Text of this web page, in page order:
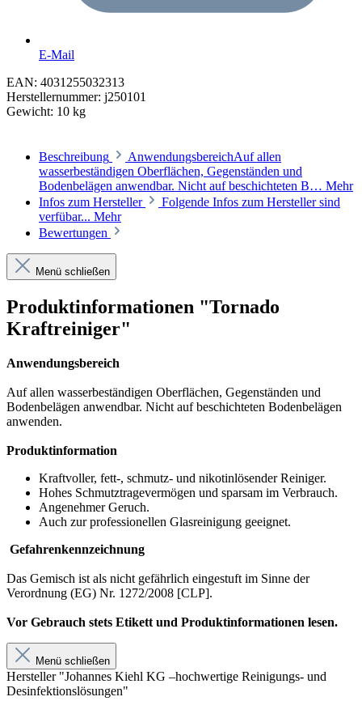
E-Mail
EAN: 4031255032313
Herstellernummer: j250101
Gewicht: 10 kg
Beschreibung
AnwendungsbereichAuf allen
wasserbeständigen Oberflächen, Gegenständen und
Bodenbelägen anwendbar. Nicht auf beschichteten B… Mehr
Infos zum Hersteller
Folgende Infos zum Hersteller sind
verfübar... Mehr
Bewertungen
Menü schließen
Produktinformationen "Tornado
Kraftreiniger"
Anwendungsbereich
Auf allen wasserbeständigen Oberflächen, Gegenständen und
Bodenbelägen anwendbar. Nicht auf beschichteten Bodenbelägen
anwenden.
Produktinformation
Kraftvoller, fett-, schmutz- und nikotinlösender Reiniger.
Hohes Schmutztragevermögen und sparsam im Verbrauch.
Angenehmer Geruch.
Auch zur professionellen Glasreinigung geeignet.
Gefahrenkennzeichnung
Das Gemisch ist als nicht gefährlich eingestuft im Sinne der
Verordnung (EG) Nr. 1272/2008 [CLP].
Vor Gebrauch stets Etikett und Produktinformationen lesen.
Menü schließen
Hersteller "Johannes Kiehl KG –hochwertige Reinigungs- und
Desinfektionslösungen"